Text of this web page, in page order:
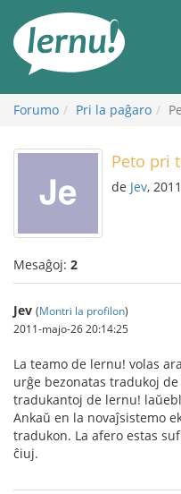
enhavo
Forumo Pri la paĝaro
Peto pri
de Jev,
Mesaĝoj: 2
Jev (Montri la profilon)
2011-majo-26 20:14:25
La teamo de lernu! volas
urĝe bezonatas tradukoj
tradukantoj de lernu!
Ankaŭ en la novaĵsistemo
tradukon. La afero estas
ĉiuj.